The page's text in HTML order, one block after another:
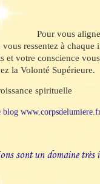
Pour vous
vous ressentez à
et votre conscience
la Volonté Supérieure.
spirituelle
blog
sont un domaine